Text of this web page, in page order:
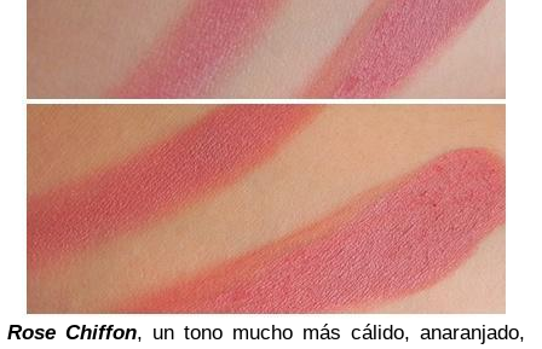
Rose Chiffon, un tono mucho más cálido, anaranjado,